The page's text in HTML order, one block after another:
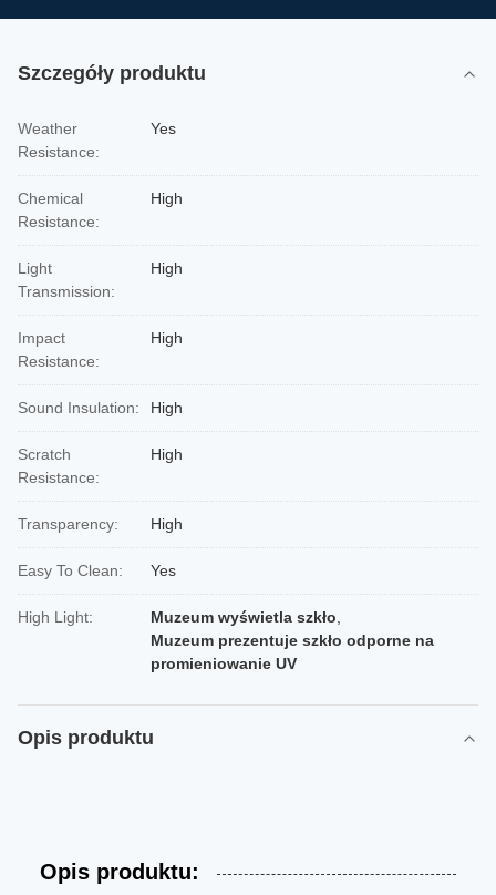
Szczegóły produktu
Weather
Resistance:
Yes
Chemical
Resistance:
High
Light
Transmission:
High
Impact
Resistance:
High
Sound Insulation: High
Scratch
Resistance:
High
Transparency: High
Easy To Clean: Yes
High Light: Muzeum wyświetla szkło
Muzeum prezentuje szkło odporne na
promieniowanie UV
Opis produktu
Opis produktu: